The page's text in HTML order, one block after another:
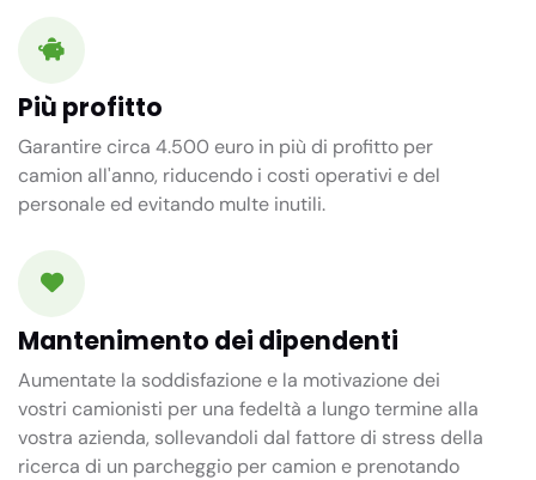
Più profitto
Garantire circa 4.500 euro in più di profitto per
camion all'anno, riducendo i costi operativi e del
personale ed evitando multe inutili.
Mantenimento dei dipendenti
Aumentate la soddisfazione e la motivazione dei
vostri camionisti per una fedeltà a lungo termine alla
vostra azienda, sollevandoli dal fattore di stress della
ricerca di un parcheggio per camion e prenotando